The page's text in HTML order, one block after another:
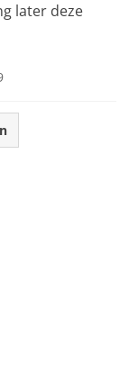
later deze